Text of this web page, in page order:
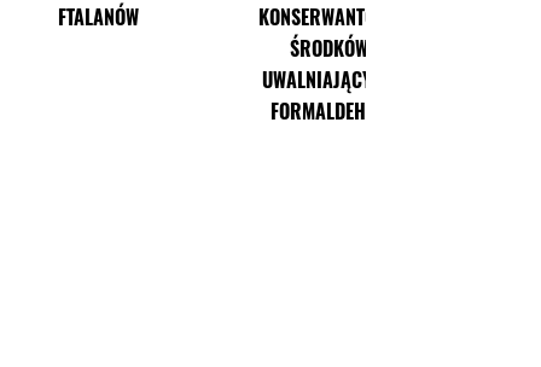
FTALANÓW
KONSERWANTÓW I
ŚRODKÓW
UWALNIAJĄCYCH
FORMALDEHYR